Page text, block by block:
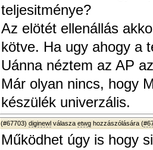
teljesitménye?
Az elötét ellenállás
kötve. Ha ugy ahogy a
Uánna néztem az AP
Már olyan nincs, hogy
készülék univerzális.
(#67703) diginewl válasza etwg hozzászólására (
Működhet úgy is hogy